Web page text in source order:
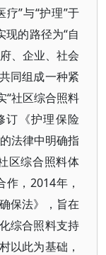
”与“护理”于
现的路径为“自
、企业、社会
同组成一种紧
“社区综合照料
订《护理保险
法律中明确指
区综合照料体
，2014年，
保法》，旨在
综合照料支持
以此为基础，